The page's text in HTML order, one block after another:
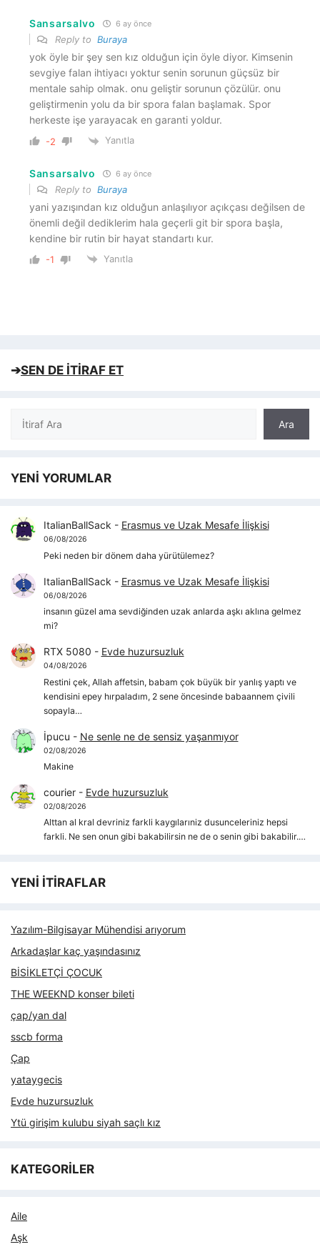
Sansarsalvo 6 ay önce
Reply to Buraya
yok öyle bir şey sen kız olduğun için öyle diyor. Kimsenin
sevgiye falan ihtiyacı yoktur senin sorunun güçsüz bir
mentale sahip olmak. onu geliştir sorunun çözülür. onu
geliştirmenin yolu da bir spora falan başlamak. Spor
herkeste işe yarayacak en garanti yoldur.
-2 Yanıtla
Sansarsalvo 6 ay önce
Reply to Buraya
yani yazışından kız olduğun anlaşılıyor açıkçası değilsen de
önemli değil dediklerim hala geçerli git bir spora başla,
kendine bir rutin bir hayat standartı kur.
-1 Yanıtla
➔SEN DE İTİRAF ET
Ara
Ara
YENİ YORUMLAR
ItalianBallSack - Erasmus ve Uzak Mesafe İlişkisi
06/08/2026
Peki neden bir dönem daha yürütülemez?
ItalianBallSack - Erasmus ve Uzak Mesafe İlişkisi
06/08/2026
insanın güzel ama sevdiğinden uzak anlarda aşkı aklına gelmez
mi?
RTX 5080 - Evde huzursuzluk
04/08/2026
Restini çek, Allah affetsin, babam çok büyük bir yanlış yaptı ve
kendisini epey hırpaladım, 2 sene öncesinde babaannem çivili
sopayla…
İpucu - Ne senle ne de sensiz yaşanmıyor
02/08/2026
Makine
courier- Evde huzursuzluk
02/08/2026
Alttan al kral devriniz farkli kaygılarıniz dusunceleriniz hepsi
farkli. Ne sen onun gibi bakabilirsin ne de o senin gibi bakabilir.…
YENİ İTİRAFLAR
Yazılım-Bilgisayar Mühendisi arıyorum
Arkadaşlar kaç yaşındasınız
BİSİKLETÇİ ÇOCUK
THE WEEKND konser bileti
çap/yan dal
sscb forma
Çap
yataygecis
Evde huzursuzluk
Ytü girişim kulubu siyah saçlı kız
KATEGORİLER
Aile
Aşk